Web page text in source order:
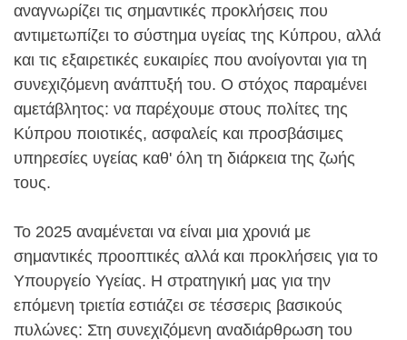
αναγνωρίζει τις σημαντικές προκλήσεις που
αντιμετωπίζει το σύστημα υγείας της Κύπρου, αλλά
και τις εξαιρετικές ευκαιρίες που ανοίγονται για τη
συνεχιζόμενη ανάπτυξή του. Ο στόχος παραμένει
αμετάβλητος: να παρέχουμε στους πολίτες της
Κύπρου ποιοτικές, ασφαλείς και προσβάσιμες
υπηρεσίες υγείας καθ' όλη τη διάρκεια της ζωής
τους.
Το 2025 αναμένεται να είναι μια χρονιά με
σημαντικές προοπτικές αλλά και προκλήσεις για το
Υπουργείο Υγείας. Η στρατηγική μας για την
επόμενη τριετία εστιάζει σε τέσσερις βασικούς
πυλώνες: Στη συνεχιζόμενη αναδιάρθρωση του